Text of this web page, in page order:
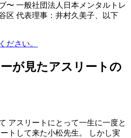
〜 ⼀般社団法⼈⽇本メンタルトレ
区 代表理事：井村久美⼦、以下
ださい。
が見たアスリートの
アスリートにとって一生に一度と
トして来た小松先生。 しかし実